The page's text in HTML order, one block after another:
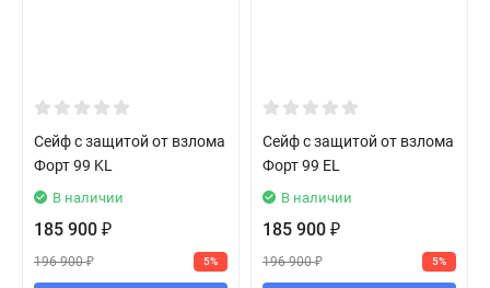
Сейф с защитой от взлома
Форт 99 KL
В наличии
185 900 ₽
196 900₽ 5%
Сейф с защитой от взлома
Форт 99 EL
В наличии
185 900 ₽
196 900₽ 5%